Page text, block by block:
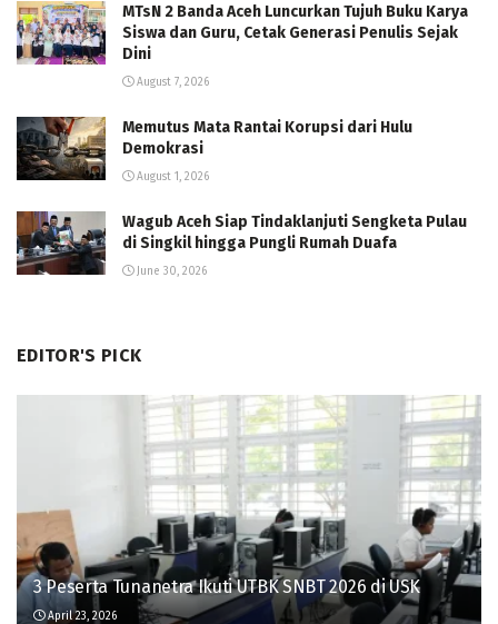
MTsN 2 Banda Aceh Luncurkan Tujuh Buku Karya
Siswa dan Guru, Cetak Generasi Penulis Sejak
Dini
August 7, 2026
Memutus Mata Rantai Korupsi dari Hulu
Demokrasi
August 1, 2026
Wagub Aceh Siap Tindaklanjuti Sengketa Pulau
di Singkil hingga Pungli Rumah Duafa
June 30, 2026
EDITOR'S PICK
3 Peserta Tunanetra Ikuti UTBK SNBT 2026 di USK
April 23, 2026